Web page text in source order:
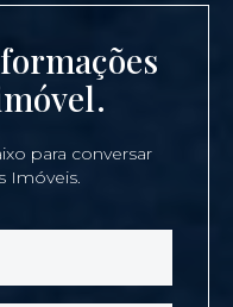
para conversar
Imóveis.